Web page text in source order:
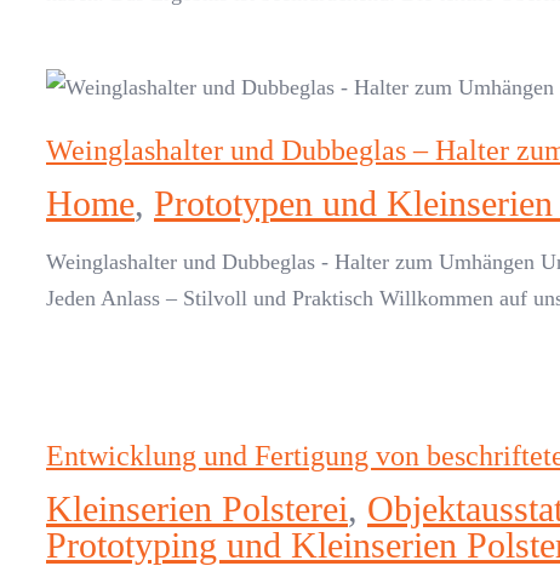
Weinglashalter und Dubbeglas – Halter
Home, Prototypen und Kleinserien
Weinglashalter und Dubbeglas - Halter zum Umhängen
Jeden Anlass – Stilvoll und Praktisch Willkommen auf
Entwicklung und Fertigung von
Kleinserien Polsterei,
Prototyping und Kleinserien